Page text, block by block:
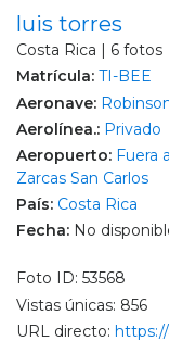
luis torres
Costa Rica | 6 fotos
Matrícula: TI-BEE
Aeronave:
Aerolínea.: Privado
Aeropuerto: Fuera
Zarcas San Carlos
País: Costa Rica
Fecha: No
Foto ID: 53568
Vistas únicas: 856
URL directo: